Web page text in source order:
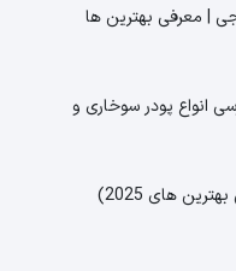
| معرفی بهترین ها
انواع پودر سوخاری و
های 2025)